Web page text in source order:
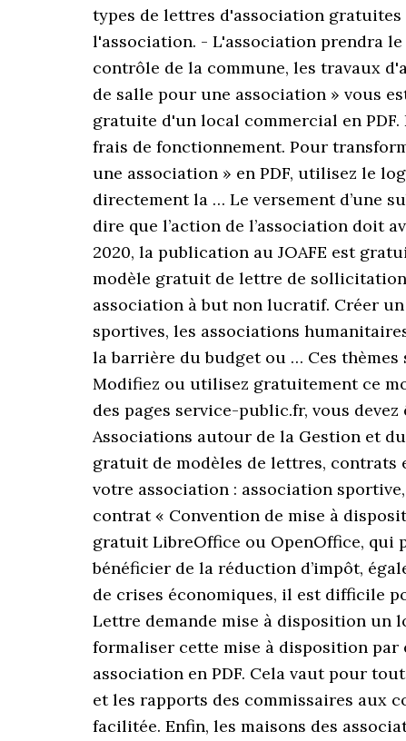
types de lettres d'association
l'association. - L'association prendra
contrôle de la commune, les travaux
de salle pour une association » vous
gratuite d'un local commercial en
frais de fonctionnement. Pour
une association » en PDF, utilisez le
directement la … Le versement d’une
dire que l’action de l’association doit
2020, la publication au JOAFE est
modèle gratuit de lettre de
association à but non lucratif. Créer
sportives, les associations
la barrière du budget ou … Ces
Modifiez ou utilisez gratuitement ce
des pages service-public.fr, vous
Associations autour de la Gestion et
gratuit de modèles de lettres, contrats
votre association : association
contrat « Convention de mise à
gratuit LibreOffice ou OpenOffice, qui
bénéficier de la réduction d’impôt,
de crises économiques, il est difficile
Lettre demande mise à disposition un
formaliser cette mise à disposition par
association en PDF. Cela vaut pour
et les rapports des commissaires aux
facilitée. Enfin, les maisons des